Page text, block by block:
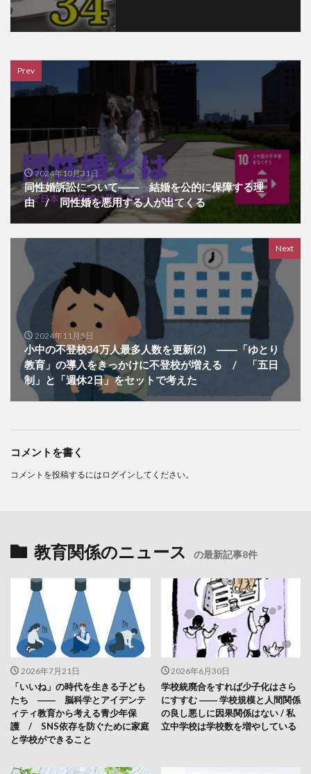
Prev
2024年10月31日
同性婚訴訟について―― 結婚を公的に保障する理
由 / 同性婚を悪用する人が出てくる
Next
2024年11月5日
小中の不登校34万人最多人数を更新(2) ――「ゆとり
教育」の導入をきっかけに不登校が増える / 「五日
制」と「週休2日」をセットで考えた
コメントを書く
コメントを投稿するには ログイン してください。
教育関係のニュース の最新記事8件
2026年7月21日
「いいね」の時代を生きる子ども
たち ―― 脳科学とアイデンテ
ィティ教育から考える青少年保
護 / SNS依存を防ぐために家庭
と学校ができること
2026年6月30日
学校統廃合をすれば少子化はさら
にすすむ ―― 学校規模と人間関係
の良し悪しに因果関係はない / 私
立中学校は学校数を増やしている